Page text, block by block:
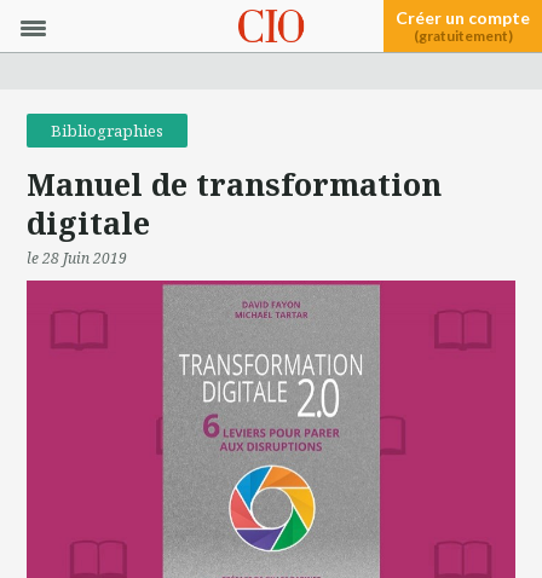
Créer un compte
(gratuitement)
Bibliographies
Manuel de transformation
digitale
le 28 Juin 2019